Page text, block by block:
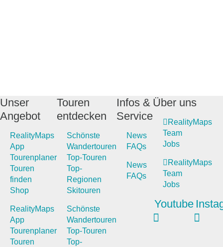
Unser
Angebot
RealityMaps
App
Tourenplaner
Touren
finden
Shop
RealityMaps
App
Tourenplaner
Touren
Touren
entdecken
Schönste
Wandertouren
Top-Touren
Top-
Regionen
Skitouren
Schönste
Wandertouren
Top-Touren
Top-
Infos &
Service
News
FAQs
News
FAQs
Über uns
RealityMaps
Team
Jobs
RealityMaps
Team
Jobs
Youtube